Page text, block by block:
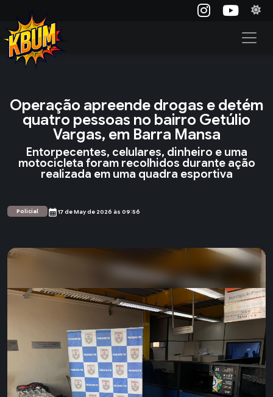
Operação apreende drogas e detém
quatro pessoas no bairro Getúlio
Vargas, em Barra Mansa
Entorpecentes, celulares, dinheiro e uma
motocicleta foram recolhidos durante ação
realizada em uma quadra esportiva
Policial calendar_month17 de May de 2026 às 09:56